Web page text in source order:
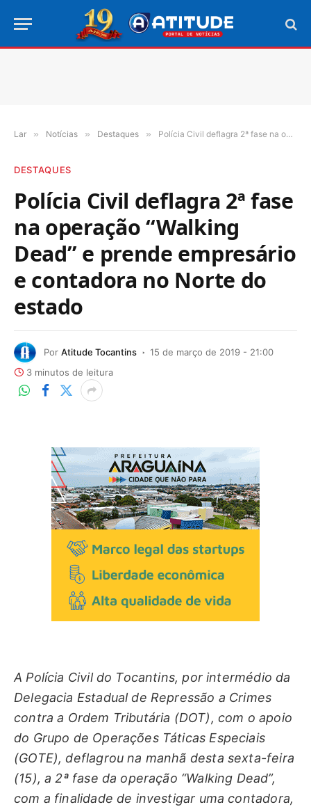
Lar » Notícias » Destaques » Polícia Civil deflagra 2ª fase na operação “Walking Dead” e prende empresário e contadora no Norte do estado
DESTAQUES
Polícia Civil deflagra 2ª fase
na operação “Walking
Dead” e prende empresário
e contadora no Norte do
estado
Por Atitude Tocantins
15 de março de 2019 - 21:00
3 minutos de leitura
A Polícia Civil do Tocantins, por intermédio da
Delegacia Estadual de Repressão a Crimes
contra a Ordem Tributária (DOT), com o apoio
do Grupo de Operações Táticas Especiais
(GOTE), deflagrou na manhã desta sexta-feira
(15), a 2ª fase da operação “Walking Dead”,
com a finalidade de investigar uma contadora,